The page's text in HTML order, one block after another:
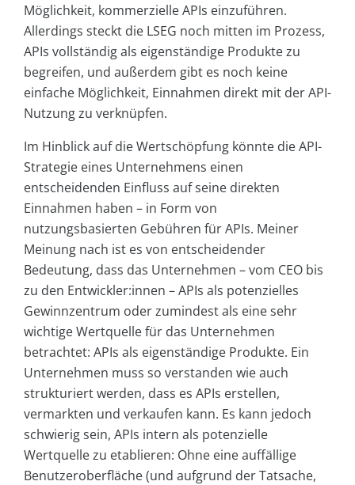
Möglichkeit, kommerzielle APIs einzuführen.
Allerdings steckt die LSEG noch mitten im Prozess,
APIs vollständig als eigenständige Produkte zu
begreifen, und außerdem gibt es noch keine
einfache Möglichkeit, Einnahmen direkt mit der API-
Nutzung zu verknüpfen.
Im Hinblick auf die Wertschöpfung könnte die API-
Strategie eines Unternehmens einen
entscheidenden Einfluss auf seine direkten
Einnahmen haben – in Form von
nutzungsbasierten Gebühren für APIs. Meiner
Meinung nach ist es von entscheidender
Bedeutung, dass das Unternehmen – vom CEO bis
zu den Entwickler:innen – APIs als potenzielles
Gewinnzentrum oder zumindest als eine sehr
wichtige Wertquelle für das Unternehmen
betrachtet: APIs als eigenständige Produkte. Ein
Unternehmen muss so verstanden wie auch
strukturiert werden, dass es APIs erstellen,
vermarkten und verkaufen kann. Es kann jedoch
schwierig sein, APIs intern als potenzielle
Wertquelle zu etablieren: Ohne eine auffällige
Benutzeroberfläche (und aufgrund der Tatsache,